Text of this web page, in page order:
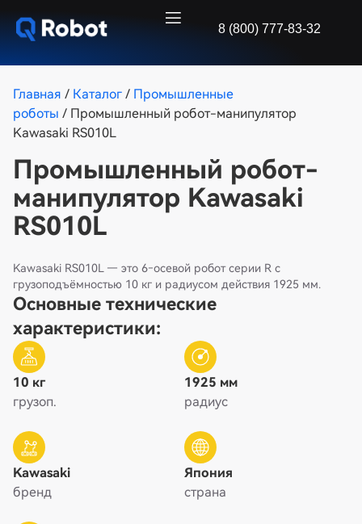
8 (800) 777-83-32
Главная / Каталог / Промышленные
роботы / Промышленный робот-манипулятор
Kawasaki RS010L
Промышленный робот-
манипулятор Kawasaki
RS010L
Kawasaki RS010L — это 6‑осевой робот серии R с
грузоподъёмностью 10 кг и радиусом действия 1925 мм.
Основные технические
характеристики:
10 кг
грузоп.
1925 мм
радиус
Kawasaki
бренд
Япония
страна